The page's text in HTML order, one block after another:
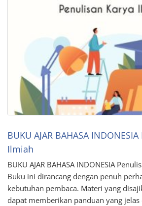
BUKU AJAR BAHASA
Ilmiah
BUKU AJAR BAHASA INDONESIA
Buku ini dirancang dengan penuh
kebutuhan pembaca. Materi yang
dapat memberikan panduan yang jelas